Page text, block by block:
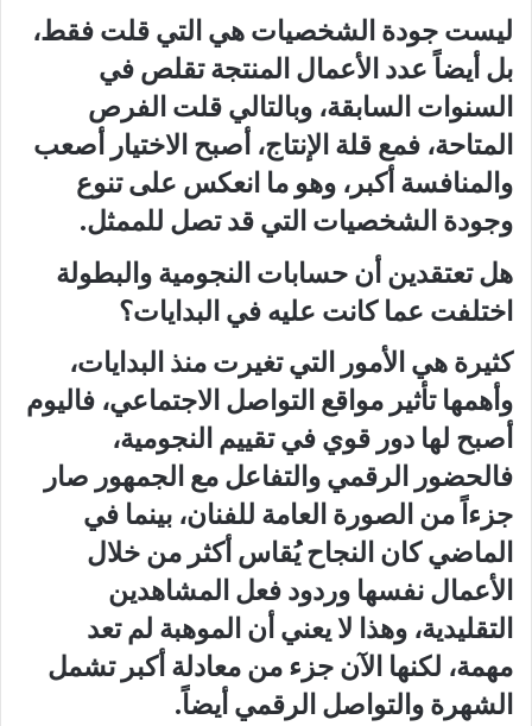
ليست جودة الشخصيات هي التي قلت فقط،
بل أيضاً عدد الأعمال المنتجة تقلص في
السنوات السابقة، وبالتالي قلت الفرص
المتاحة، فمع قلة الإنتاج، أصبح الاختيار أصعب
والمنافسة أكبر، وهو ما انعكس على تنوع
وجودة الشخصيات التي قد تصل للممثل.
هل تعتقدين أن حسابات النجومية والبطولة
اختلفت عما كانت عليه في البدايات؟
كثيرة هي الأمور التي تغيرت منذ البدايات،
وأهمها تأثير مواقع التواصل الاجتماعي، فاليوم
أصبح لها دور قوي في تقييم النجومية،
فالحضور الرقمي والتفاعل مع الجمهور صار
جزءاً من الصورة العامة للفنان، بينما في
الماضي كان النجاح يُقاس أكثر من خلال
الأعمال نفسها وردود فعل المشاهدين
التقليدية، وهذا لا يعني أن الموهبة لم تعد
مهمة، لكنها الآن جزء من معادلة أكبر تشمل
الشهرة والتواصل الرقمي أيضاً.